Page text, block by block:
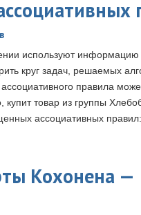
используют информацию
круг задач, решаемых
правила
купит товар из группы
ассоциативных
Кохонена —